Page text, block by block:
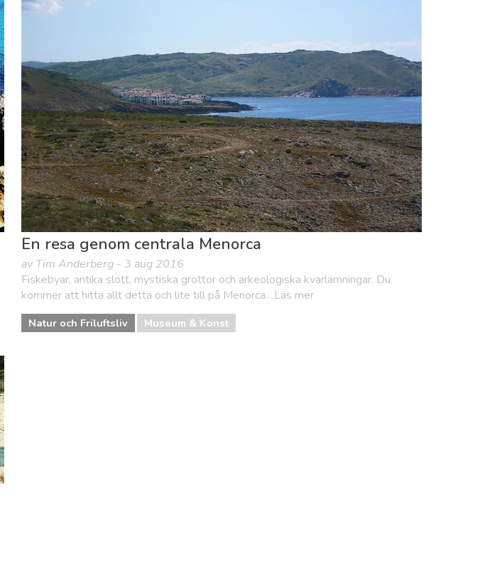
En resa genom centrala Menorca
av Tim Anderberg - 3 aug 2016
Fiskebyar, antika slott, mystiska grottor och arkeologiska kvarlämningar. Du
kommer att hitta allt detta och lite till på Menorca....Läs mer
Natur och Friluftsliv Museum & Konst